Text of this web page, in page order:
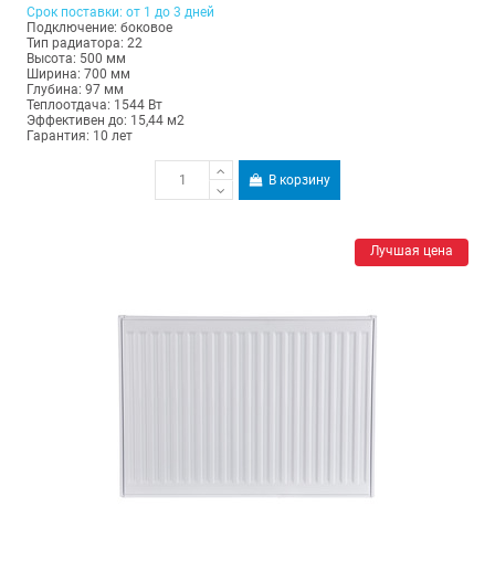
Срок поставки: от 1 до 3 дней
Подключение: боковое
Тип радиатора: 22
Высота: 500 мм
Ширина: 700 мм
Глубина: 97 мм
Теплоотдача: 1544 Вт
Эффективен до: 15,44 м2
Гарантия: 10 лет
В корзину
Лучшая цена